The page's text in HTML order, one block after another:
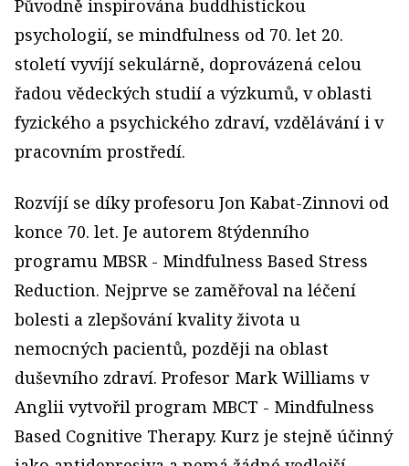
Původně inspirována buddhistickou
psychologií, se mindfulness od 70. let 20.
století vyvíjí sekulárně, doprovázená celou
řadou vědeckých studií a výzkumů, v oblasti
fyzického a psychického zdraví, vzdělávání i v
pracovním prostředí.
Rozvíjí se díky profesoru Jon Kabat-Zinnovi od
konce 70. let. Je autorem 8týdenního
programu MBSR - Mindfulness Based Stress
Reduction. Nejprve se zaměřoval na léčení
bolesti a zlepšování kvality života u
nemocných pacientů, později na oblast
duševního zdraví. Profesor Mark Williams v
Anglii vytvořil program MBCT - Mindfulness
Based Cognitive Therapy. Kurz je stejně účinný